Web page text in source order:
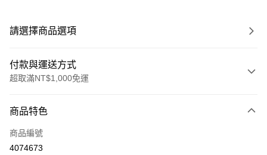
請選擇商品選項
付款與運送方式
超取滿NT$1,000免運
信用卡一次付款
超商取貨付款
商品特色
商品編號
4074673